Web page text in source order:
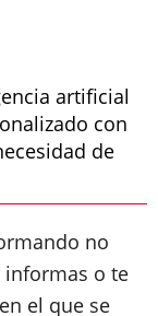
artificial
con
de
no
informas o te
el que se